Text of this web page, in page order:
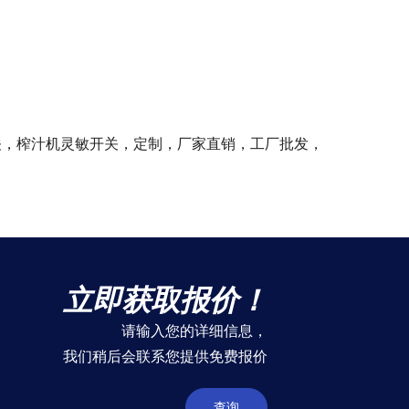
榨汁机灵敏开关，定制，厂家直销，工厂批发，
立即获取报价！
请输入您的详细信息，
我们稍后会联系您提供免费报价